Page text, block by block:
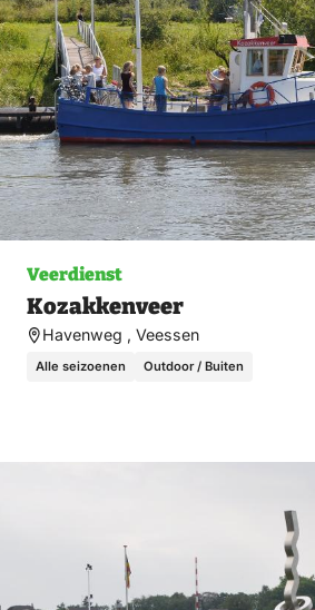
Veerdienst
Kozakkenveer
Havenweg , Veessen
Alle seizoenen Outdoor / Buiten